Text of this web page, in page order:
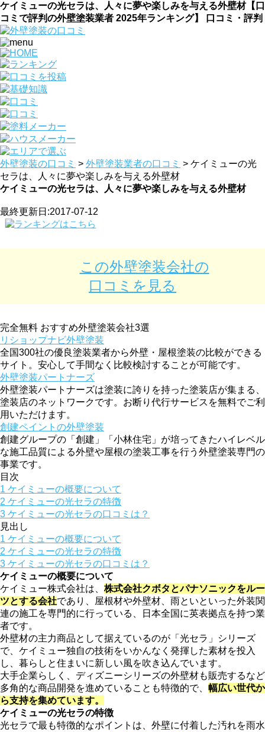
ケイミューの光セラは、人々に夢や楽しみを与える外壁材【口
コミで評判の外壁塗装業者 2025年ランキング】 口コミ・評判
外壁塗装の口コミ > 外壁塗装業者の口コミ > ケイミューの光
セラは、人々に夢や楽しみを与える外壁材
ケイミューの光セラは、人々に夢や楽しみを与える外壁材
最終更新日:2017-07-12
この外壁塗装会社の
口コミを見る
完全無料 おすすめ外壁塗装会社3選
リショップナビ外壁塗装
全国300社の優良塗装業者から外壁・屋根塗装の比較ができる
サイト。安心して手間なく比較検討することが可能です。
外壁塗装パートナーズ
外壁塗装パートナーズは塗装に誇りを持った塗装店が集まる、
塗装店のネットワークです。お断り代行サービスを無料でご利
用いただけます。
創建ペイントの外壁塗装
創建グループの「創建」「小林住宅」が培ってきたハイレベル
な施工品質による外壁や屋根の塗装工事を行う外壁塗装専門の
事業です。
目次
1 ケイミューの概要について
2 ケイミューの光セラの特徴
3 ケイミューの光セラの口コミは？
見出し
1 ケイミューの概要について
2 ケイミューの光セラの特徴
3 ケイミューの光セラの口コミは？
ケイミューの概要について
ケイミュー株式会社は、 株式会社クボタとパナソニックをルー
ツとする会社であり、屋根材や外壁材、雨といといった外装関
連の施工を専門的に行っている、日本全国に英表拠点を持つ業
者です。
外壁材の主力商品として据えているのが「光セラ」シリーズ
で、ケイミュー独自の技術をいかんなく発揮した素材を投入
し、暮らしと住まいに新しい風を吹き込んでいます。
大手企業らしく、ディズニーシリーズの外壁材も販売するなど
多角的な商品開発を進めていることも特徴的で、 幅広い世代か
ら支持を集めています。
ケイミューの光セラの特徴
光セラで最も特徴的なポイントは、外壁に付着した汚れを雨水